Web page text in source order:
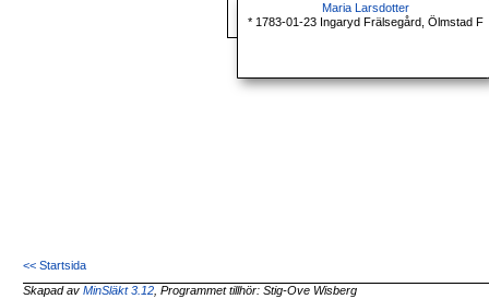
Maria Larsdotter
* 1783-01-23 Ingaryd Frälsegård, Ölmstad F
<< Startsida
Skapad avMinSläkt 3.12 , Programmet tillhör: Stig-Ove Wisberg